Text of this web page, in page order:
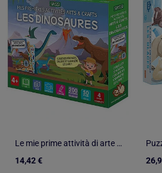
Le mie prime attività di arte & mestieri, gli unicorni | Sassi Junior
14,42 €